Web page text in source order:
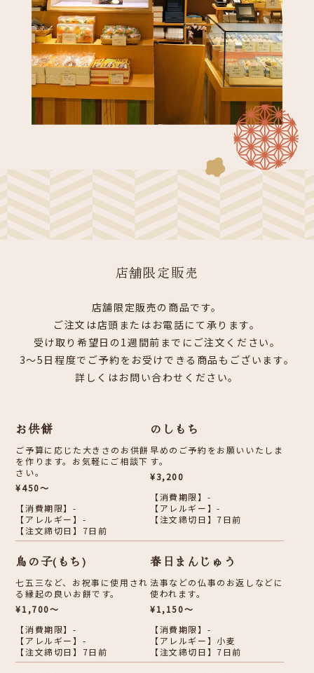
店舗限定販売
店舗限定販売の商品です。
ご注文は店頭またはお電話にて承ります。
受け取り希望日の1週間前までにご注文ください。
3～5日程度でご予約をお受けできる商品もございます。
詳しくはお問い合わせください。
お供餅
ご予算に応じた大きさのお供餅
を作ります。お気軽にご相談下
さい。
¥450～
【消費期限】-
【アレルギー】-
【注文締切日】7日前
のしもち
早めのご予約をお願いいたしま
す。
¥3,200
【消費期限】-
【アレルギー】-
【注文締切日】7日前
鳥の子(もち)
七五三など、お祝事に使用され
る縁起の良いお餅です。
¥1,700～
【消費期限】-
【アレルギー】-
【注文締切日】7日前
春日まんじゅう
法事などの仏事のお返しなどに
使われます。
¥1,150～
【消費期限】-
【アレルギー】小麦
【注文締切日】7日前